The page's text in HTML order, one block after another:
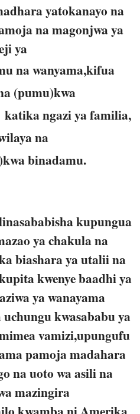
yatokanayo na
na magonjwa ya
ya
na wanyama,kifua
(pumu)kwa
katika ngazi ya familia,
na
binadamu.
kupungua
ya chakula na
biashara ya utalii na
kwenye baadhi ya
ya wanayama
kwasababu ya
vamizi,upungufu
pamoja madahara
na uoto wa asili na
mazingira